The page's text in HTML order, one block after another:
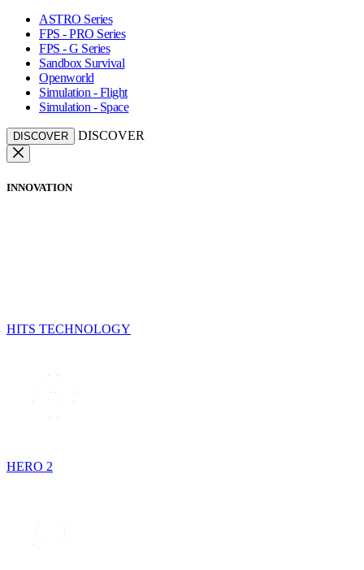
ASTRO Series
FPS - PRO Series
FPS - G Series
Sandbox Survival
Openworld
Simulation - Flight
Simulation - Space
DISCOVER DISCOVER
INNOVATION
HITS TECHNOLOGY
HERO 2